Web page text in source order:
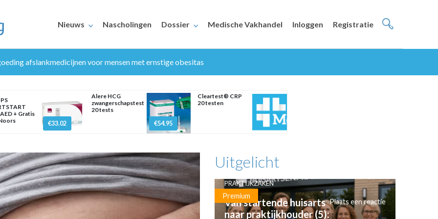
Nieuws Nascholingen Dossier Medische Vakhandel Inloggen Registratie
afslankmedicijnen voor mensen met ernstige obesitas
+ Gratis
€33.02
Alere HCG
zwangerschapstest
20 tests
€54.95
Cleartest® CRP
20 testen
Uitgelicht
Premium
PRAKTIJKZAKEN
Van startende huisarts
naar praktijkhouder (5):
Plaats een reactie